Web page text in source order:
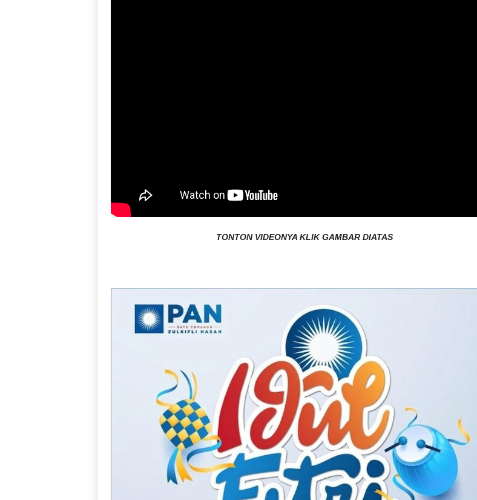
TONTON VIDEONYA KLIK GAMBAR DIATAS